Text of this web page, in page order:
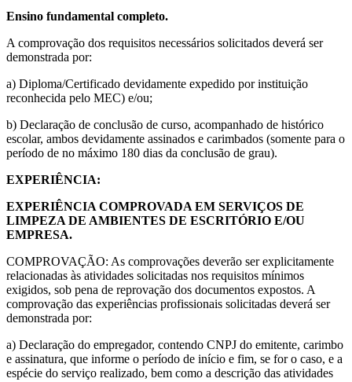
Ensino fundamental completo.
A comprovação dos requisitos necessários solicitados deverá ser
demonstrada por:
a) Diploma/Certificado devidamente expedido por instituição
reconhecida pelo MEC) e/ou;
b) Declaração de conclusão de curso, acompanhado de histórico
escolar, ambos devidamente assinados e carimbados (somente para o
período de no máximo 180 dias da conclusão de grau).
EXPERIÊNCIA:
EXPERIÊNCIA COMPROVADA EM SERVIÇOS DE
LIMPEZA DE AMBIENTES DE ESCRITÓRIO E/OU
EMPRESA.
COMPROVAÇÃO: As comprovações deverão ser explicitamente
relacionadas às atividades solicitadas nos requisitos mínimos
exigidos, sob pena de reprovação dos documentos expostos. A
comprovação das experiências profissionais solicitadas deverá ser
demonstrada por:
a) Declaração do empregador, contendo CNPJ do emitente, carimbo
e assinatura, que informe o período de início e fim, se for o caso, e a
espécie do serviço realizado, bem como a descrição das atividades